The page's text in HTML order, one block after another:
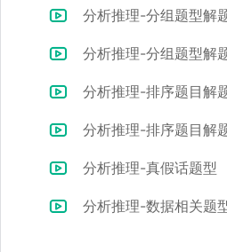
分析推理-分组题型解
分析推理-分组题型解
分析推理-排序题目解
分析推理-排序题目解
分析推理-真假话题型
分析推理-数据相关题